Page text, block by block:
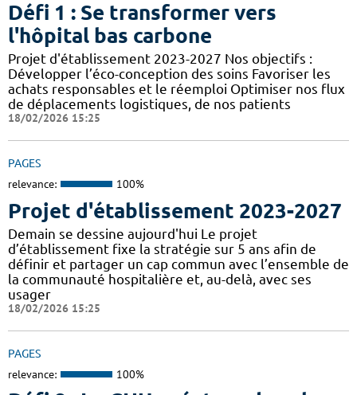
Défi 1 : Se transformer vers
l'hôpital bas carbone
Projet d'établissement 2023-2027 Nos objectifs :
Développer l’éco-conception des soins Favoriser les
achats responsables et le réemploi Optimiser nos flux
de déplacements logistiques, de nos patients
18/02/2026 15:25
PAGES
relevance: 100%
Projet d'établissement 2023-2027
Demain se dessine aujourd'hui Le projet
d’établissement fixe la stratégie sur 5 ans afin de
définir et partager un cap commun avec l’ensemble de
la communauté hospitalière et, au-delà, avec ses
usager
18/02/2026 15:25
PAGES
relevance: 100%